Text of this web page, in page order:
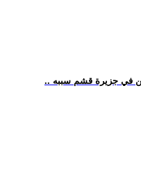
في جزيرة قشم سببه